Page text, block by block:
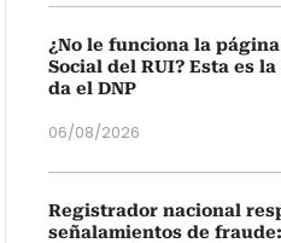
¿No le funciona la
Social del RUI? Esta es
da el DNP
06/08/2026
Registrador nacional
señalamientos de